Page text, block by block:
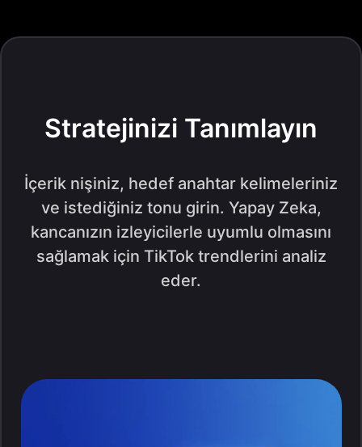
Stratejinizi Tanımlayın
İçerik nişiniz, hedef anahtar kelimeleriniz
ve istediğiniz tonu girin. Yapay Zeka,
kancanızın izleyicilerle uyumlu olmasını
sağlamak için TikTok trendlerini analiz
eder.